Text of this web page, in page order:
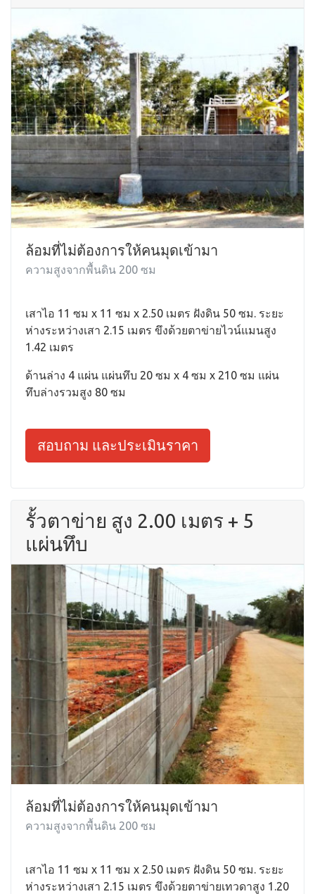
ล้อมที่ไม่ต้องการให้คนมุดเข้ามา
ความสูงจากพื้นดิน 200 ซม
เสาไอ 11 ซม x 11 ซม x 2.50 เมตร ฝังดิน 50 ซม. ระยะ
ห่างระหว่างเสา 2.15 เมตร ขึงด้วยตาข่ายไวน์แมนสูง
1.42 เมตร
ด้านล่าง 4 แผ่น แผ่นทึบ 20 ซม x 4 ซม x 210 ซม แผ่น
ทึบล่างรวมสูง 80 ซม
สอบถาม และประเมินราคา
รั้วตาข่าย สูง 2.00 เมตร + 5
แผ่นทึบ
ล้อมที่ไม่ต้องการให้คนมุดเข้ามา
ความสูงจากพื้นดิน 200 ซม
เสาไอ 11 ซม x 11 ซม x 2.50 เมตร ฝังดิน 50 ซม. ระยะ
ห่างระหว่างเสา 2.15 เมตร ขึงด้วยตาข่ายเทวดาสูง 1.20